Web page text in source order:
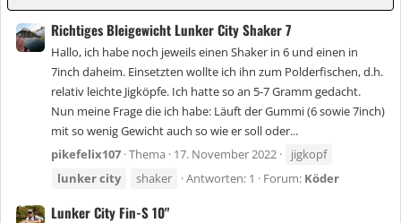
Richtiges Bleigewicht Lunker City Shaker 7
Hallo, ich habe noch jeweils einen Shaker in 6 und einen in
7inch daheim. Einsetzten wollte ich ihn zum Polderfischen, d.h.
relativ leichte Jigköpfe. Ich hatte so an 5-7 Gramm gedacht.
Nun meine Frage die ich habe: Läuft der Gummi (6 sowie 7inch)
mit so wenig Gewicht auch so wie er soll oder...
pikefelix107 Thema 17. November 2022
jigkopf
lunkercity shaker Antworten: 1 Forum: Köder
Lunker City Fin-S 10"